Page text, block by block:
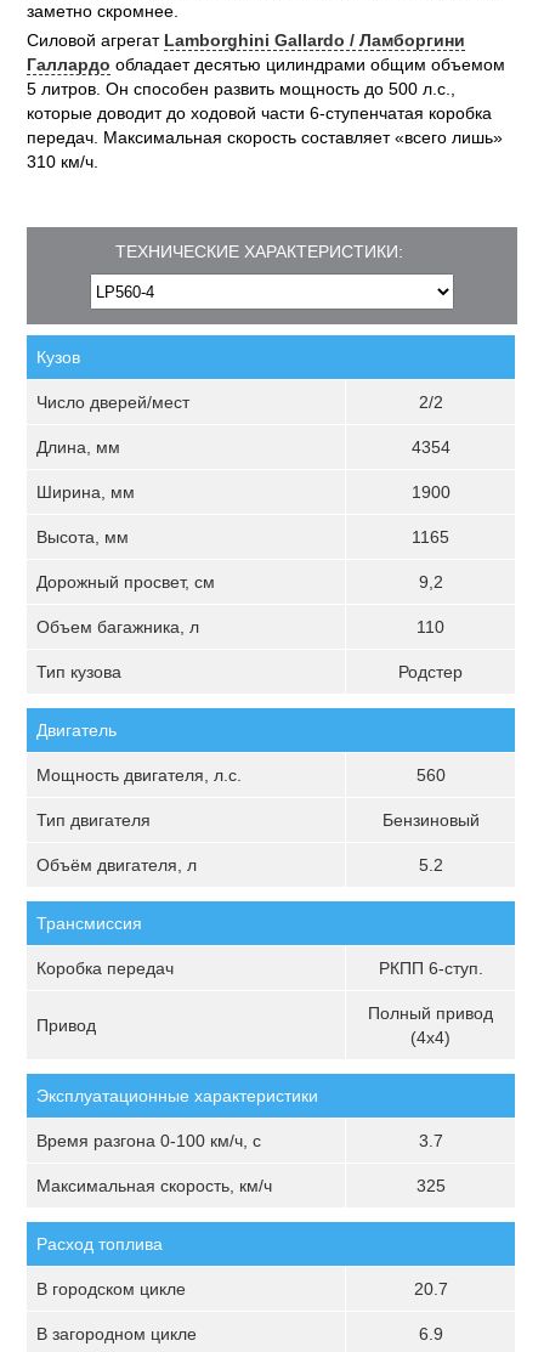
заметно скромнее.
Силовой агрегат Lamborghini Gallardo / Ламборгини
Галлардо обладает десятью цилиндрами общим объемом
5 литров. Он способен развить мощность до 500 л.с.,
которые доводит до ходовой части 6-ступенчатая коробка
передач. Максимальная скорость составляет «всего лишь»
310 км/ч.
ТЕХНИЧЕСКИЕ ХАРАКТЕРИСТИКИ:
Кузов
Число дверей/мест 2/2
Длина, мм 4354
Ширина, мм 1900
Высота, мм 1165
Дорожный просвет, см 9,2
Объем багажника, л 110
Тип кузова Родстер
Двигатель
Мощность двигателя, л.с. 560
Тип двигателя Бензиновый
Объём двигателя, л 5.2
Трансмиссия
Коробка передач РКПП 6-ступ.
Привод
Полный привод
(4х4)
Эксплуатационные характеристики
Время разгона 0-100 км/ч, с 3.7
Максимальная скорость, км/ч 325
Расход топлива
В городском цикле 20.7
В загородном цикле 6.9